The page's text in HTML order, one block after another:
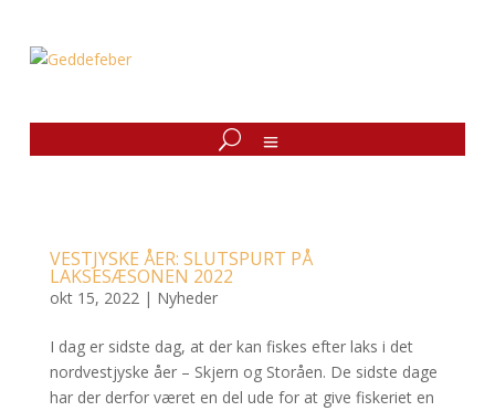
VESTJYSKE ÅER: SLUTSPURT PÅ
LAKSESÆSONEN 2022
okt 15, 2022| Nyheder
I dag er sidste dag, at der kan fiskes efter laks i det
nordvestjyske åer – Skjern og Storåen. De sidste dage
har der derfor været en del ude for at give fiskeriet en